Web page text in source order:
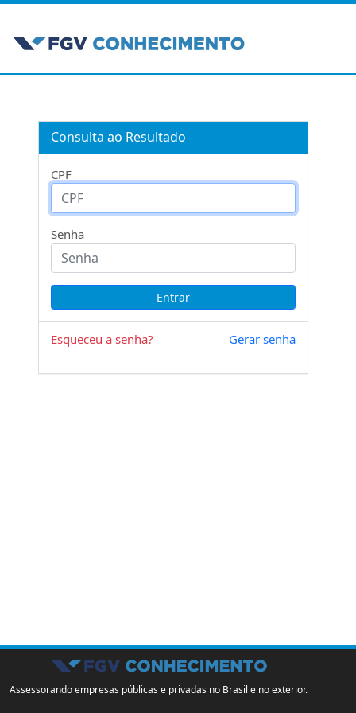
Consulta ao Resultado
CPF
Senha
Esqueceu a senha? Gerar senha
Assessorando empresas públicas e privadas no Brasil e no exterior.